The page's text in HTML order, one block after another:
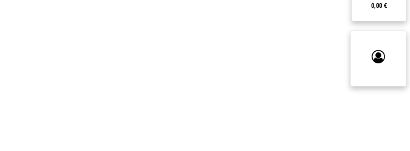
0,00 €